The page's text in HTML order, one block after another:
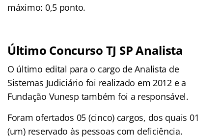
máximo: 0,5 ponto.
Último Concurso TJ SP Analista
O último edital para o cargo de Analista de
Sistemas Judiciário foi realizado em 2012 e a
Fundação Vunesp também foi a responsável.
Foram ofertados 05 (cinco) cargos, dos quais 01
(um) reservado às pessoas com deficiência.